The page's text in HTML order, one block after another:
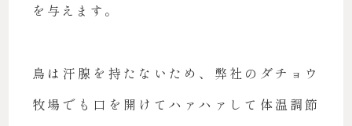
を与えます。
鳥は汗腺を持たないため、弊社のダチョウ
牧場でも口を開けてハァハァして体温調節